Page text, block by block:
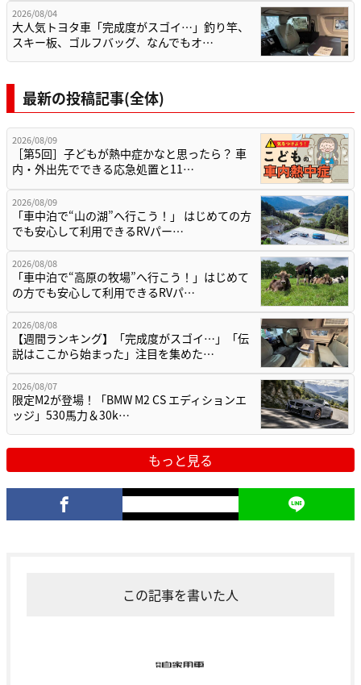
2026/08/04
大人気トヨタ車「完成度がスゴイ…」釣り竿、
スキー板、ゴルフバッグ、なんでもオ…
最新の投稿記事(全体)
2026/08/09
［第5回］子どもが熱中症かなと思ったら？ 車
内・外出先でできる応急処置と11…
2026/08/09
「車中泊で“山の湖”へ行こう！」 はじめての方
でも安心して利用できるRVパー…
2026/08/08
「車中泊で“高原の牧場”へ行こう！」はじめて
の方でも安心して利用できるRVパ…
2026/08/08
【週間ランキング】「完成度がスゴイ…」「伝
説はここから始まった」注目を集めた…
2026/08/07
限定M2が登場！「BMW M2 CS エディションエ
ッジ」530馬力＆30k…
もっと見る
この記事を書いた人